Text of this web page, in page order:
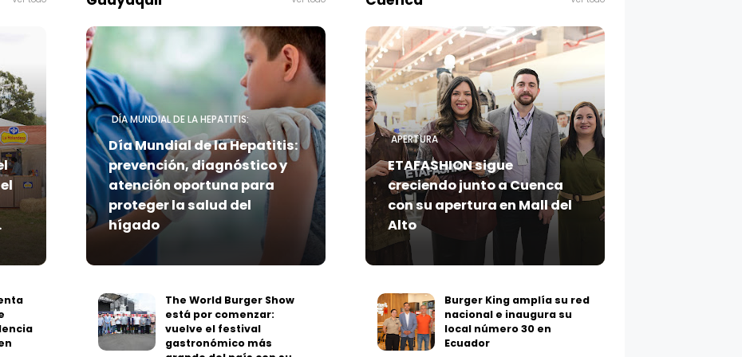
DÍA MUNDIAL DE LA HEPATITIS:
Día Mundial de la Hepatitis:
prevención, diagnóstico y
atención oportuna para
proteger la salud del
hígado
The World Burger Show
está por comenzar:
vuelve el festival
gastronómico más
APERTURA
ETAFASHION sigue
creciendo junto a Cuenca
con su apertura en Mall del
Alto
Burger King amplía su red
nacional e inaugura su
local número 30 en
Ecuador